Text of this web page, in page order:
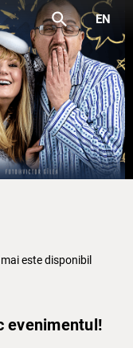
search EN
este disponibil
evenimentul!